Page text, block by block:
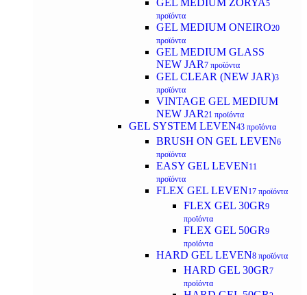
GEL MEDIUM ZORYA5
προϊόντα
GEL MEDIUM ONEIRO20
προϊόντα
GEL MEDIUM GLASS
NEW JAR7 προϊόντα
GEL CLEAR (NEW JAR)3
προϊόντα
VINTAGE GEL MEDIUM
NEW JAR21 προϊόντα
GEL SYSTEM LEVEN43 προϊόντα
BRUSH ON GEL LEVEN6
προϊόντα
EASY GEL LEVEN11
προϊόντα
FLEX GEL LEVEN17 προϊόντα
FLEX GEL 30GR9
προϊόντα
FLEX GEL 50GR9
προϊόντα
HARD GEL LEVEN8 προϊόντα
HARD GEL 30GR7
προϊόντα